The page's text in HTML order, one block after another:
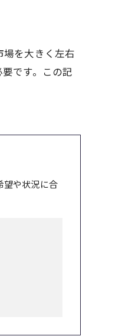
を大きく左右
です。この記
望や状況に合